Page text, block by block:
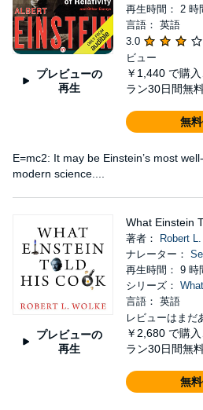
プレビューの
再生
再生時間： 2 時
言語： 英語
3.0
ビュー
￥1,440 で購
ラン30日間無
無
E=mc2: It may be Einstein’s most
modern science....
プレビューの
再生
What Einstein
著者：
Robert
ナレーター：
再生時間： 9 時
シリーズ：
言語： 英語
レビューはまだ
￥2,680 で購
ラン30日間無
無